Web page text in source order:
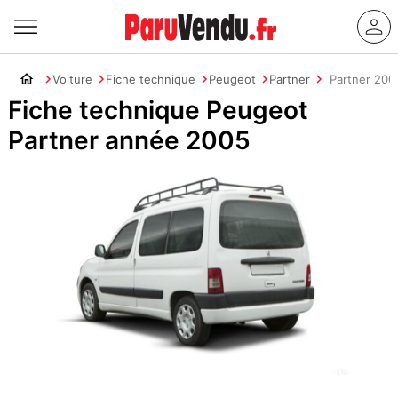
Voiture Fiche technique Peugeot Partner Partner
Fiche technique Peugeot
Partner année 2005